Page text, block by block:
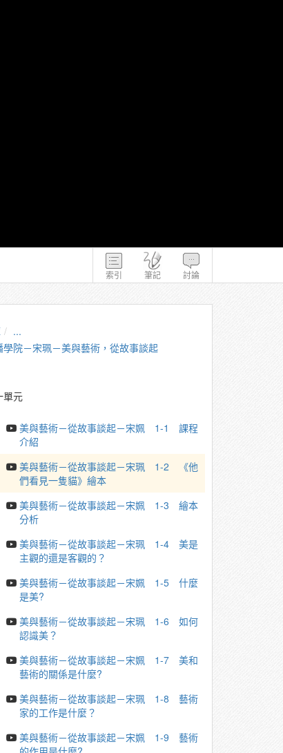
索引 筆記 討論
...
學院－宋珮－美與藝術，從故事談起
單元
美與藝術－從故事談起－宋姵 1-1 課程
介紹
美與藝術－從故事談起－宋珮 1-2 《他
們看⾒⼀隻貓》繪本
美與藝術－從故事談起－宋姵 1-3 繪本
分析
美與藝術－從故事談起－宋珮 1-4 美是
主觀的還是客觀的？
美與藝術－從故事談起－宋姵 1-5 什麼
是美?
美與藝術－從故事談起－宋珮 1-6 如何
認識美？
美與藝術－從故事談起－宋姵 1-7 美和
藝術的關係是什麼?
美與藝術－從故事談起－宋珮 1-8 藝術
家的⼯作是什麼？
美與藝術－從故事談起－宋姵 1-9 藝術